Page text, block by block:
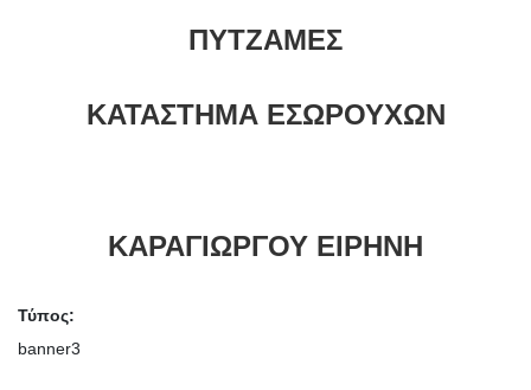
ΠΥΤΖΑΜΕΣ
ΚΑΤΑΣΤΗΜΑ ΕΣΩΡΟΥΧΩΝ
ΚΑΡΑΓΙΩΡΓΟΥ ΕΙΡΗΝΗ
Τύπος:
banner3